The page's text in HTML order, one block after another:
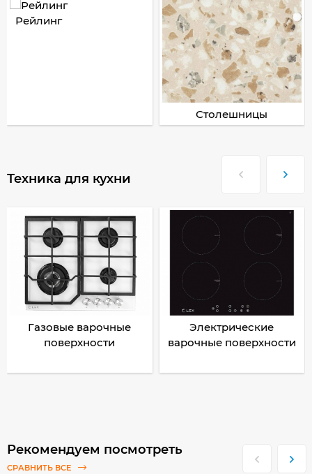
Рейлинг
Столешницы
Техника для кухни
Газовые варочные
поверхности
Электрические
варочные поверхности
Рекомендуем посмотреть
СРАВНИТЬ ВСЕ